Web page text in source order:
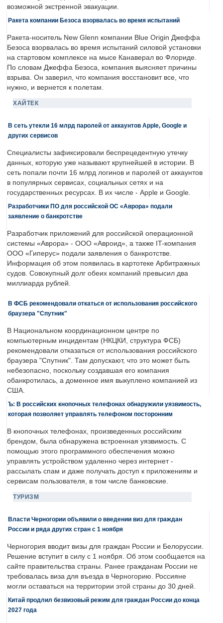
возможной экстренной эвакуации.
Ракета компании Безоса взорвалась во время испытаний
Ракета-носитель New Glenn компании Blue Origin Джеффа
Безоса взорвалась во время испытаний силовой установки
на стартовом комплексе на мысе Канаверал во Флориде.
По словам Джеффа Безоса, компания выясняет причины
взрыва. Он заверил, что компания восстановит все, что
нужно, и вернется к полетам.
ХАЙТЕК
В сеть утекли 16 млрд паролей от аккаунтов Apple, Google и
других сервисов
Специалисты зафиксировали беспрецедентную утечку
данных, которую уже называют крупнейшей в истории. В
сеть попали почти 16 млрд логинов и паролей от аккаунтов
в популярных сервисах, социальных сетях и на
государственных ресурсах. В их числе - Apple и Google.
Разработчики ПО для российской ОС «Аврора» подали
заявление о банкротстве
Разработчик приложений для российской операционной
системы «Аврора» - ООО «Авроид», а также IT-компания
ООО «Гиперус» подали заявления о банкротстве.
Информация об этом появилась в картотеке Арбитражных
судов. Совокупный долг обеих компаний превысил два
миллиарда рублей.
В ФСБ рекомендовали откаться от использования российского
браузера "Спутник"
В Национальном координационном центре по
компьютерным инцидентам (НКЦКИ, структура ФСБ)
рекомендовали отказаться от использования российского
браузера "Спутник". Там допускают, что это может быть
небезопасно, поскольку создавшая его компания
обанкротилась, а доменное имя выкуплено компанией из
США.
Ъ: В российских кнопочных телефонах обнаружили уязвимость,
которая позволяет управлять телефоном посторонним
В кнопочных телефонах, произведенных российским
брендом, была обнаружена встроенная уязвимость. С
помощью этого программного обеспечения можно
управлять устройством удаленно через интернет -
рассылать спам и даже получать доступ к приложениям и
сервисам пользователя, в том числе банковские.
ТУРИЗМ
Власти Черногории объявили о введении виз для граждан
России и ряда других стран с 1 ноября
Черногория вводит визы для граждан России и Белоруссии.
Решение вступит в силу с 1 ноября. Об этом сообщается на
сайте правительства страны. Ранее гражданам России не
требовалась виза для въезда в Черногорию. Россияне
могли оставаться на территории этой страны до 30 дней.
Китай продлил безвизовый режим для граждан России до конца
2027 года